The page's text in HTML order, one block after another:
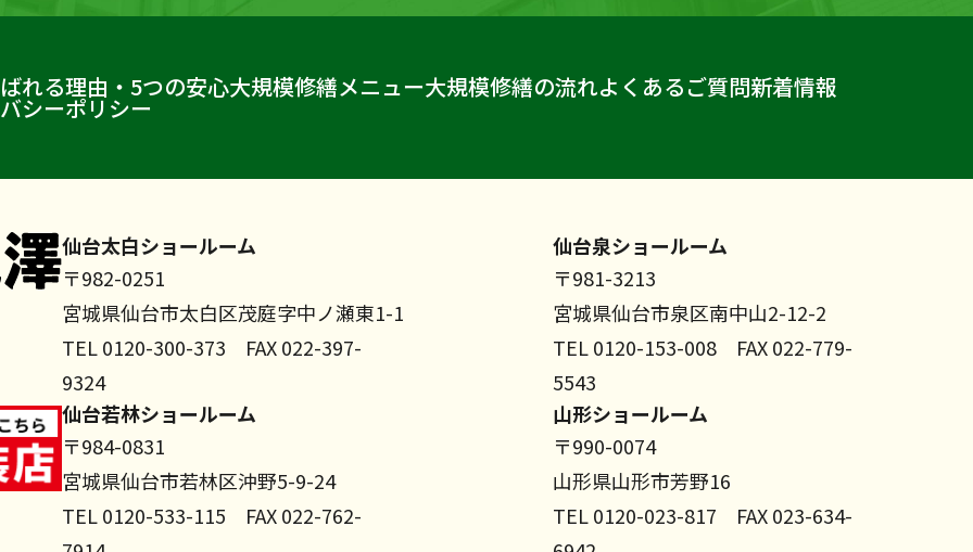
れる理由・5つの安心大規模修繕メニュー大規模修繕の流れよくあるご質問新着情報
シーポリシー
仙台太白ショールーム
〒982-0251
宮城県仙台市太白区茂庭字中ノ瀬東1-1
TEL 0120-300-373 FAX 022-397-
9324
仙台泉ショールーム
〒981-3213
宮城県仙台市泉区南中山2-12-2
TEL 0120-153-008 FAX 022-779-
5543
仙台若林ショールーム
〒984-0831
宮城県仙台市若林区沖野5-9-24
TEL 0120-533-115 FAX 022-762-
山形ショールーム
〒990-0074
山形県山形市芳野16
TEL 0120-023-817 FAX 023-634-